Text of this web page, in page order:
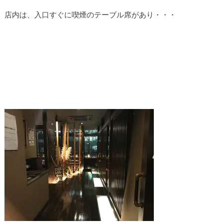
店内は、入口すぐに喫煙のテーブル席があり・・・